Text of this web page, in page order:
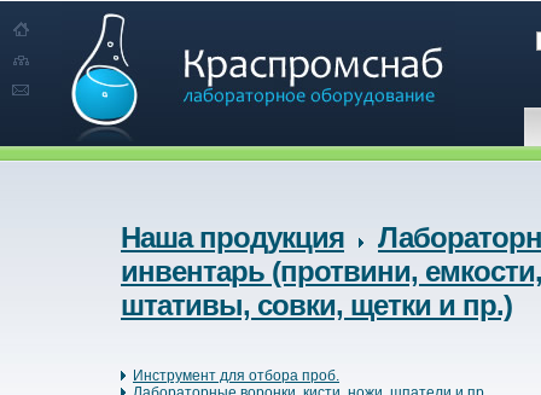
Наша продукция
инвентарь (протвини, емкости,
штативы, совки, щетки и пр.)
Инструмент для отбора проб.